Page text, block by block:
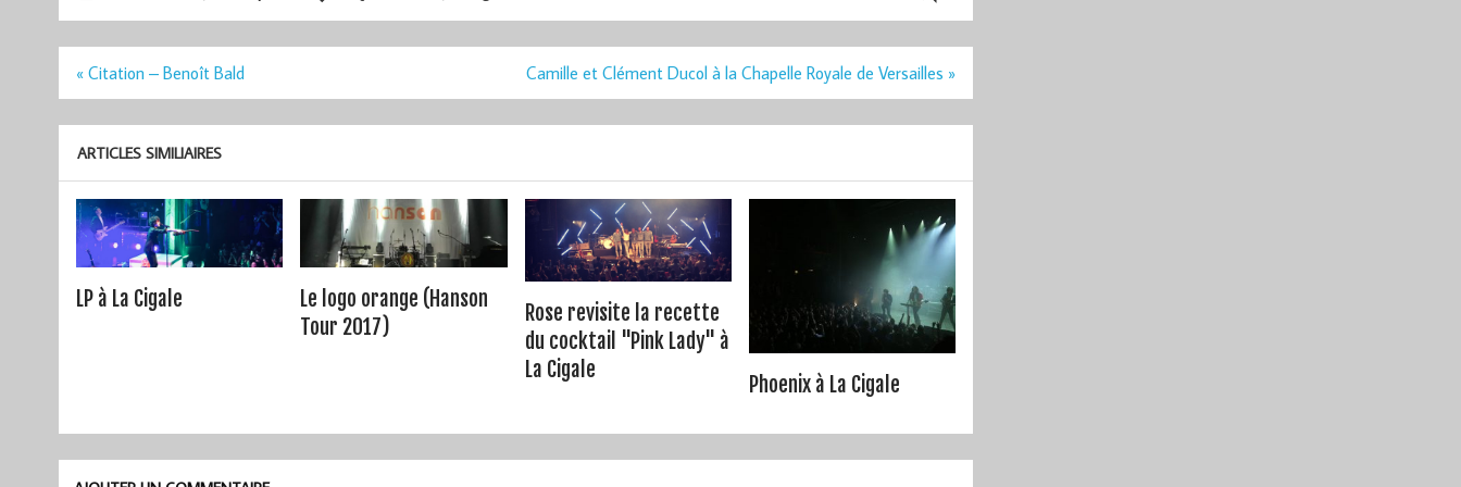
Navigation
l’article
« Citation – Benoît Bald Camille et Clément Ducol à la Chapelle Royale de Versailles »
ARTICLES SIMILIAIRES
LP à La Cigale
Le logo orange (Hanson
Tour 2017)
Rose revisite la recette
du cocktail "Pink Lady" à
La Cigale
Phoenix à La Cigale